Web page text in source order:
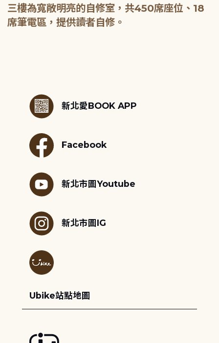
三樓為寬敞明亮的自修室，共450席座位、18
席筆電區，提供讀者自修。
新北愛BOOK APP
Facebook
新北市圖Youtube
新北市圖IG
Ubike站點地圖